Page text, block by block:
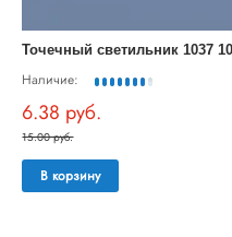
Наличие:
6.38 руб.
15.00 руб.
В корзину